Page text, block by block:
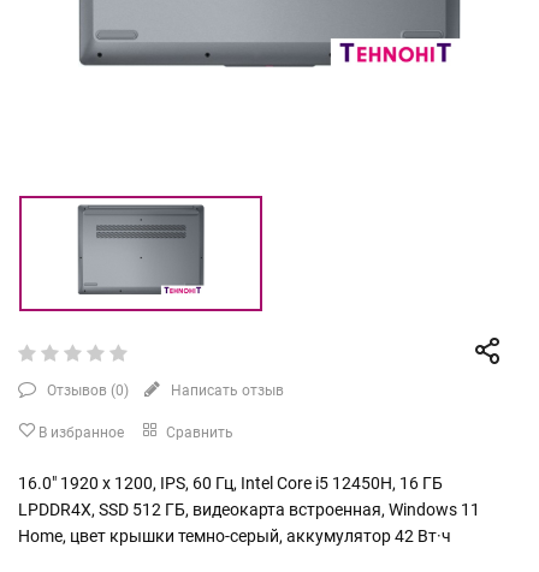
Отзывов (0) Написать отзыв
В избранное Сравнить
16.0" 1920 x 1200, IPS, 60 Гц, Intel Core i5 12450H, 16 ГБ
LPDDR4X, SSD 512 ГБ, видеокарта встроенная, Windows 11
Home, цвет крышки темно-серый, аккумулятор 42 Вт·ч